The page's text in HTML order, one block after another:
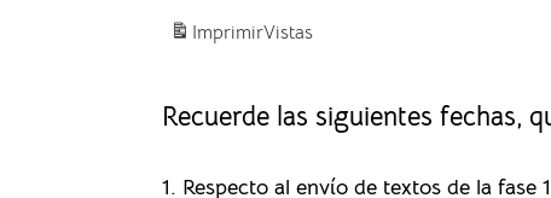
ImprimirVistas
Recuerde las siguientes fechas,
1. Respecto al envío de textos de la